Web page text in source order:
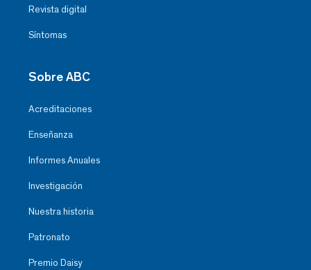
Revista digital
Síntomas
Sobre ABC
Acreditaciones
Enseñanza
Informes Anuales
Investigación
Nuestra historia
Patronato
Premio Daisy